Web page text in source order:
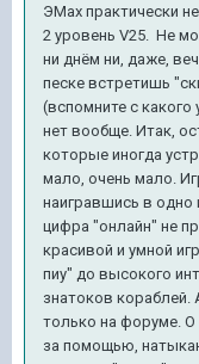
ЭМах практически
2 уровень V25. Не
ни днём ни, даже,
песке встретишь
(вспомните с
нет вообще. Итак,
которые иногда
мало, очень мало.
наигравшись в
цифра "онлайн" не
красивой и умной
пиу" до высокого
знатоков
только на форуме.
за помощью,